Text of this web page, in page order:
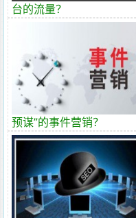
台的流量？
预谋”的事件营销？